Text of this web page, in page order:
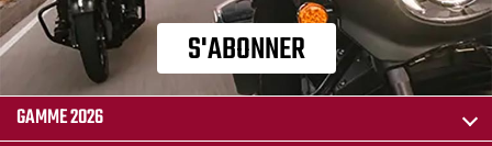
S'ABONNER
GAMME 2026